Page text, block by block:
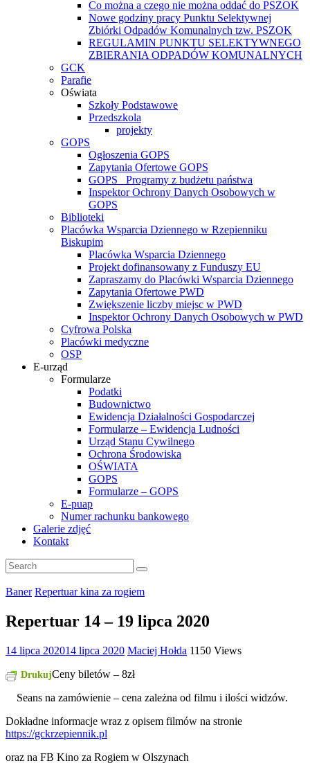
Co można a czego nie można oddać do PSZOK
Nowe godziny pracy Punktu Selektywnej
Zbiórki Odpadów Komunalnych tzw. PSZOK
REGULAMIN PUNKTU SELEKTYWNEGO
ZBIERANIA ODPADÓW KOMUNALNYCH
GCK
Parafie
Oświata
Szkoły Podstawowe
Przedszkola
projekty
GOPS
Ogłoszenia GOPS
Zapytania Ofertowe GOPS
GOPS_ Programy z budżetu państwa
Inspektor Ochrony Danych Osobowych w
GOPS
Biblioteki
Placówka Wsparcia Dziennego w Rzepienniku
Biskupim
Placówka Wsparcia Dziennego
Projekt dofinansowany z Funduszy EU
Zapraszamy do Placówki Wsparcia Dziennego
Zapytania Ofertowe PWD
Zwiększenie liczby miejsc w PWD
Inspektor Ochrony Danych Osobowych w PWD
Cyfrowa Polska
Placówki medyczne
OSP
E-urząd
Formularze
Podatki
Budownictwo
Ewidencja Działalności Gospodarczej
Formularze – Ewidencja Ludności
Urząd Stanu Cywilnego
Ochrona Środowiska
OŚWIATA
GOPS
Formularze – GOPS
E-puap
Numer rachunku bankowego
Galerie zdjęć
Kontakt
Baner Repertuar kina za rogiem
Repertuar 14 – 19 lipca 2020
14 lipca 202014 lipca 2020 Maciej Hołda 1150 Views
DrukujCeny biletów – 8zł
Seans na zamówienie – cena zależna od filmu i ilości widzów.
Dokładne informacje wraz z opisem filmów na stronie
https://gckrzepiennik.pl
oraz na FB Kino za Rogiem w Olszynach